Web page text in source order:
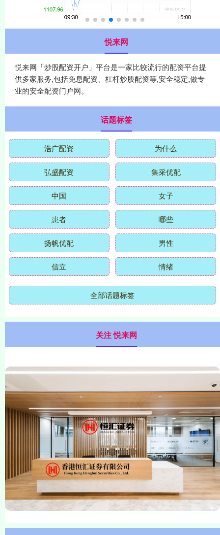
悦来网
悦来网「炒股配资开户」平台是一家比较流行的配资平台提
供多家服务,包括免息配资、杠杆炒股配资等,安全稳定,做专
业的安全配资门户网。
话题标签
浩广配资 为什么
弘盛配资 集采优配
中国 女子
患者 哪些
扬帆优配 男性
信立 情绪
全部话题标签
关注 悦来网